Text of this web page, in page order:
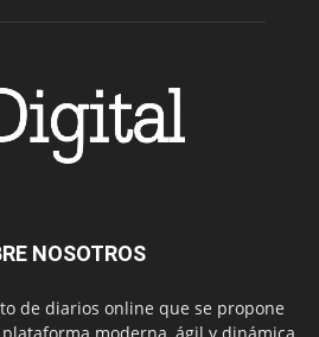
NOSOTROS
de diarios online que se propone
moderna, ágil y dinámica